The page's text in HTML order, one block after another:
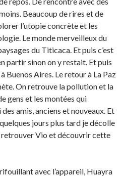
Beaucoup de rires et de
l’utopie concrète et les
Le monde merveilleux du
du Titicaca. Et puis c’est
partir sinon on y restait. Et puis
Buenos Aires. Le retour à La Paz
On retrouve la pollution et la
gens et les montées qui
amis, anciens et nouveaux. Et
jours plus tard je décolle
Vio et découvrir cette
avec l’appareil, Huayra